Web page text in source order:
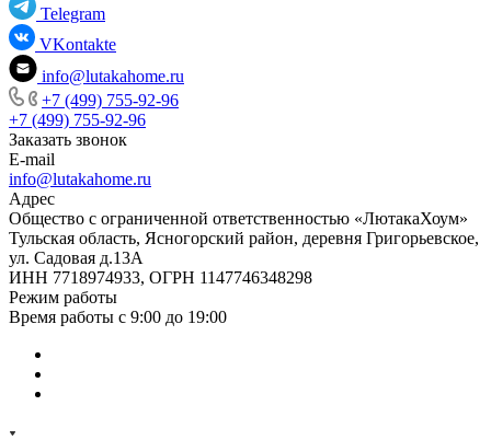
Telegram
VKontakte
info@lutakahome.ru
+7 (499) 755-92-96
+7 (499) 755-92-96
Заказать звонок
E-mail
info@lutakahome.ru
Адрес
Общество с ограниченной ответственностью «ЛютакаХоум»
Тульская область, Ясногорский район, деревня Григорьевское,
ул. Садовая д.13А
ИНН 7718974933, ОГРН 1147746348298
Режим работы
Время работы с 9:00 до 19:00